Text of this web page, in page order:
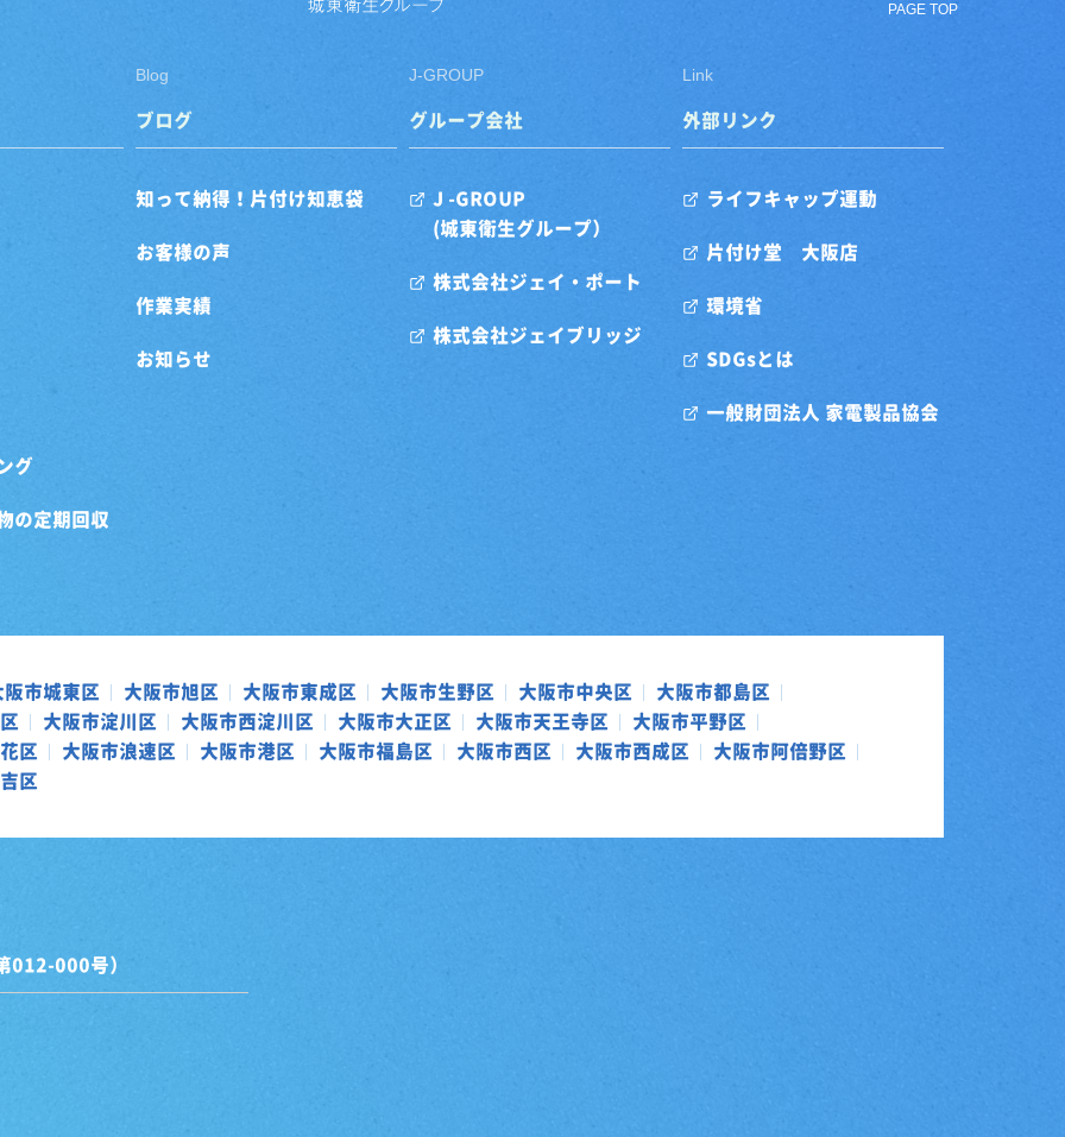
PAGE TOP
グ
の定期回収
Blog
ブログ
知って納得！片付け知恵袋
お客様の声
作業実績
お知らせ
J-GROUP
グループ会社
J -GROUP
(城東衛生グループ）
株式会社ジェイ・ポート
株式会社ジェイブリッジ
Link
外部リンク
ライフキャップ運動
片付け堂 大阪店
環境省
SDGsとは
一般財団法人 家電製品協会
阪市城東区 大阪市旭区 大阪市東成区 大阪市生野区 大阪市中央区
大阪市都島区
大阪市淀川区 大阪市西淀川区 大阪市大正区 大阪市天王寺区
大阪市平野区
区
大阪市浪速区 大阪市港区 大阪市福島区 大阪市西区 大阪市西成区
大阪市阿倍野区
区
012-000号）